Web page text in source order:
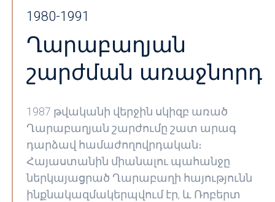
1980-1991
Ղարաբաղյան
շարժման առաջնորդ
1987 թվականի վերջին սկիզբ առած
Ղարաբաղյան շարժումը շատ արագ
դարձավ համաժողովրդական։
Հայաստանին միանալու պահանջը
ներկայացրած Ղարաբաղի հայությունն
ինքնակազմակերպվում էր, և Ռոբերտ